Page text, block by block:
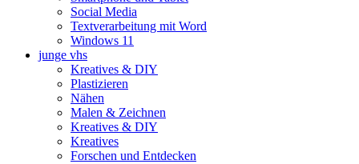
Social Media
Textverarbeitung mit Word
Windows 11
junge vhs
Kreatives & DIY
Plastizieren
Nähen
Malen & Zeichnen
Kreatives & DIY
Kreatives
Forschen und Entdecken